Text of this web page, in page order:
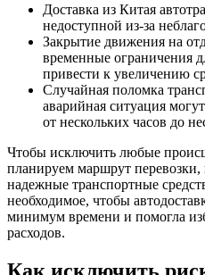
Доставка из Китая
недоступной из-за
Закрытие движения на
временные ограничения
привести к увеличению
Случайная поломка
аварийная ситуация
от нескольких часов до
Чтобы исключить любые
планируем маршрут перевозки,
надежные транспортные
необходимое, чтобы
минимум времени и помогла
расходов.
Как исключить